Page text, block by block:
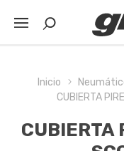
Inicio
CUBIERTA
CUBIERTA